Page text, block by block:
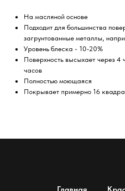
На масляной основе
Подходит для большинства
загрунтованные металлы,
Уровень блеска - 10-20%
Поверхность высыхает через 4
часов
Полностью моющаяся
Покрывает примерно 16